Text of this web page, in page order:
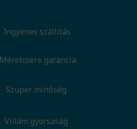
Ingyenes szállítás
Méretcsere garancia
Szuper minőség
Villám gyorsaság